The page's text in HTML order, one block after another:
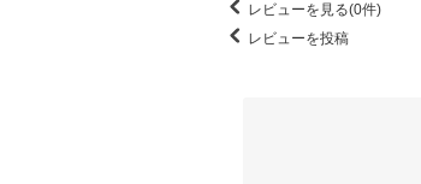
レビューを見る(0件)
レビューを投稿